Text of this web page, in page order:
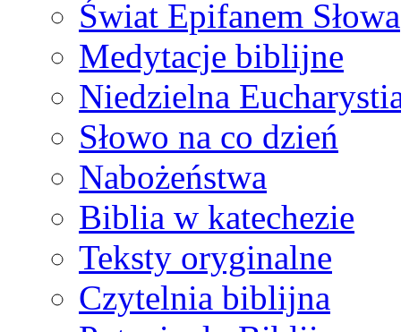
Świat Epifanem Słowa
Medytacje biblijne
Niedzielna
Słowo na co dzień
Nabożeństwa
Biblia w katechezie
Teksty oryginalne
Czytelnia biblijna